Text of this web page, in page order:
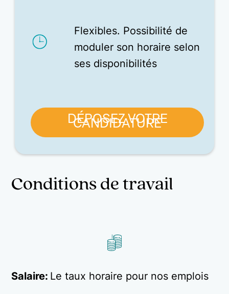
Flexibles. Possibilité de
moduler son horaire selon
ses disponibilités
DÉPOSEZ VOTRE
CANDIDATURE
Conditions de travail
Salaire: Le taux horaire pour nos emplois